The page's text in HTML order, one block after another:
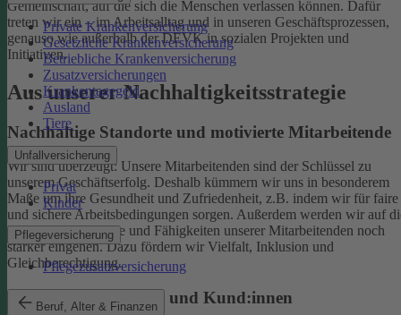
Private Krankenversicherung
Gesetzliche Krankenversicherung
Betriebliche Krankenversicherung
Zusatzversicherungen
Krankentagegeld
Ausland
Tiere
Unfallversicherung
Privat
Kinder
Pflegeversicherung
Pflegezusatzversicherung
Beruf, Alter & Finanzen
Gemeinschaft, auf die sich die Menschen verlassen können. Dafür
treten wir ein – im Arbeitsalltag und in unseren Geschäftsprozessen,
genauso wie außerhalb der DEVK in sozialen Projekten und
Initiativen.
Aus unserer Nachhaltigkeitsstrategie
Nachhaltige Standorte und motivierte Mitarbeitende
Wir sind überzeugt: Unsere Mitarbeitenden sind der Schlüssel zu
unserem Geschäftserfolg. Deshalb kümmern wir uns in besonderem
Maße um ihre Gesundheit und Zufriedenheit, z.B. indem wir für faire
und sichere Arbeitsbedingungen sorgen. Außerdem werden wir auf
individuellen Talente und Fähigkeiten unserer Mitarbeitenden noch
stärker eingehen. Dazu fördern wir Vielfalt, Inklusion und
Gleichberechtigung.
Begeisterte Mitglieder und Kund:innen